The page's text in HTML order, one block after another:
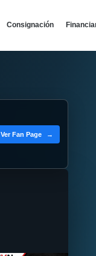
Consignación
Ver Fan Page →